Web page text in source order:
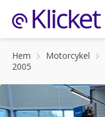
Hem Motorcykel
2005